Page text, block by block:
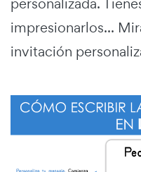
impresionarlos...
invitación